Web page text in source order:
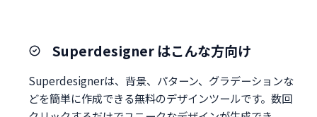
Superdesigner はこんな方向け
Superdesignerは、背景、パターン、グラデーションな
どを簡単に作成できる無料のデザインツールです。数回